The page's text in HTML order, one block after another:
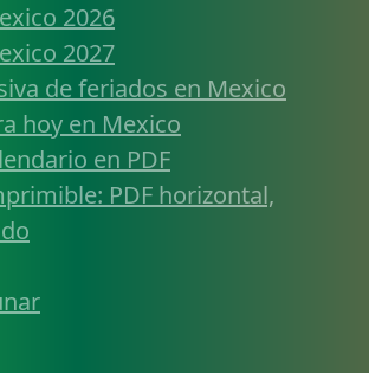
2026
2027
de feriados en Mexico
hoy en Mexico
en PDF
PDF horizontal,